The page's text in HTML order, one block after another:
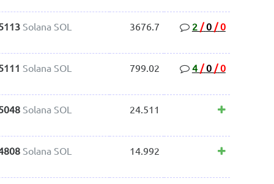
Solana SOL 3676.7 2 / 0 / 0
Solana SOL 799.02 4 / 0 / 0
Solana SOL 24.511
Solana SOL 14.992